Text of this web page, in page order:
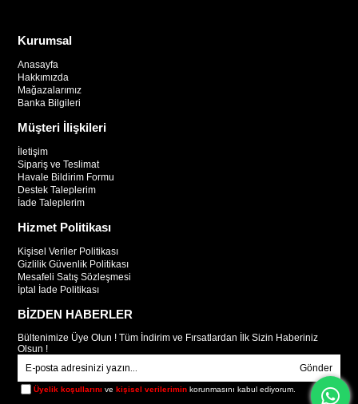
Kurumsal
Anasayfa
Hakkımızda
Mağazalarımız
Banka Bilgileri
Müşteri İlişkileri
İletişim
Sipariş ve Teslimat
Havale Bildirim Formu
Destek Taleplerim
İade Taleplerim
Hizmet Politikası
Kişisel Veriler Politikası
Gizlilik Güvenlik Politikası
Mesafeli Satış Sözleşmesi
İptal İade Politikası
BİZDEN HABERLER
Bültenimize Üye Olun ! Tüm İndirim ve Fırsatlardan İlk Sizin Haberiniz
Olsun !
Gönder
Üyelik koşullarını vekişisel verilerimin korunmasını kabul ediyorum.